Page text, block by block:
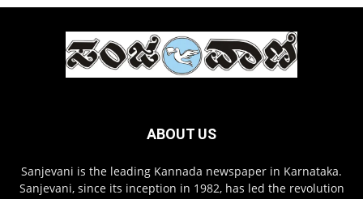
ABOUT US
Sanjevani is the leading Kannada newspaper in Karnataka.
Sanjevani, since its inception in 1982, has led the revolution